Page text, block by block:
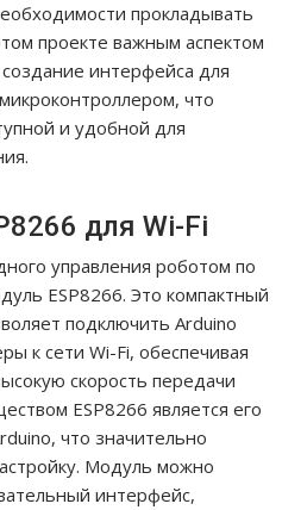
прокладывать
проекте важным аспектом
создание интерфейса для
что
и удобной для
для Wi-Fi
управления роботом по
ESP8266. Это компактный
подключить Arduino
к сети Wi-Fi, обеспечивая
скорость передачи
ESP8266 является его
что значительно
Модуль можно
интерфейс,